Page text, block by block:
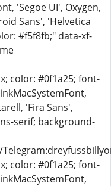
'Segoe UI', Oxygen,
Sans', 'Helvetica
#f5f8fb;" data-xf-
color: #0f1a25; font-
'Fira Sans',
serif; background-
color: #0f1a25; font-